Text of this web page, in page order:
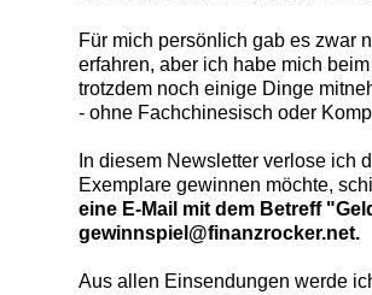
Für mich persönlich gab es zwar
erfahren, aber ich habe mich
trotzdem noch einige Dinge
- ohne Fachchinesisch oder
In diesem Newsletter verlose ich
Exemplare gewinnen möchte,
eine E-Mail mit dem Betreff
gewinnspiel@finanzrocker.net.
Aus allen Einsendungen werde